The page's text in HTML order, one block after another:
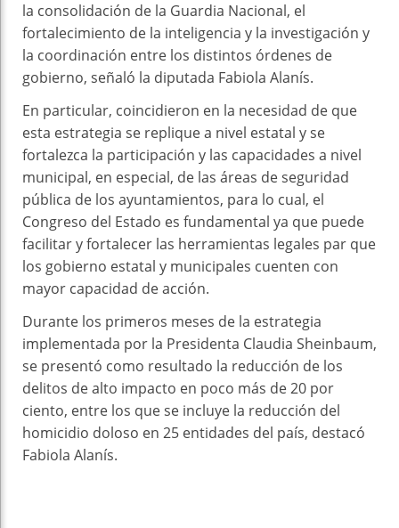
la consolidación de la Guardia Nacional, el
fortalecimiento de la inteligencia y la investigación y
la coordinación entre los distintos órdenes de
gobierno, señaló la diputada Fabiola Alanís.
En particular, coincidieron en la necesidad de que
esta estrategia se replique a nivel estatal y se
fortalezca la participación y las capacidades a nivel
municipal, en especial, de las áreas de seguridad
pública de los ayuntamientos, para lo cual, el
Congreso del Estado es fundamental ya que puede
facilitar y fortalecer las herramientas legales par que
los gobierno estatal y municipales cuenten con
mayor capacidad de acción.
Durante los primeros meses de la estrategia
implementada por la Presidenta Claudia Sheinbaum,
se presentó como resultado la reducción de los
delitos de alto impacto en poco más de 20 por
ciento, entre los que se incluye la reducción del
homicidio doloso en 25 entidades del país, destacó
Fabiola Alanís.